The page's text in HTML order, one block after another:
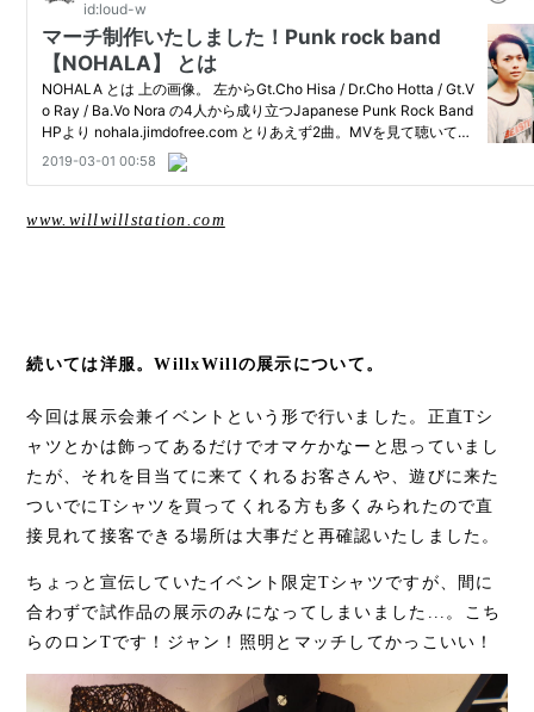
www.willwillstation.com
続いては洋服。WillxWillの展示について。
今回は展示会兼イベントという形で行いました。正直Tシ
ャツとかは飾ってあるだけでオマケかなーと思っていまし
たが、それを目当てに来てくれるお客さんや、遊びに来た
ついでにTシャツを買ってくれる方も多くみられたので直
接見れて接客できる場所は大事だと再確認いたしました。
ちょっと宣伝していたイベント限定Tシャツですが、間に
合わずで試作品の展示のみになってしまいました...。こち
らのロンTです！ジャン！照明とマッチしてかっこいい！